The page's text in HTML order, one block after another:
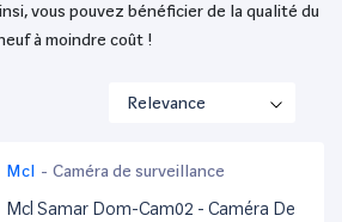
vous pouvez bénéficier de la qualité du
à moindre coût !
Mcl - Caméra de surveillance
Mcl Samar Dom-Cam02 - Caméra De